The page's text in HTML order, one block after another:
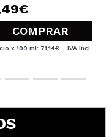
COMPRAR
x 100 ml: 71,14€ IVA Incl.